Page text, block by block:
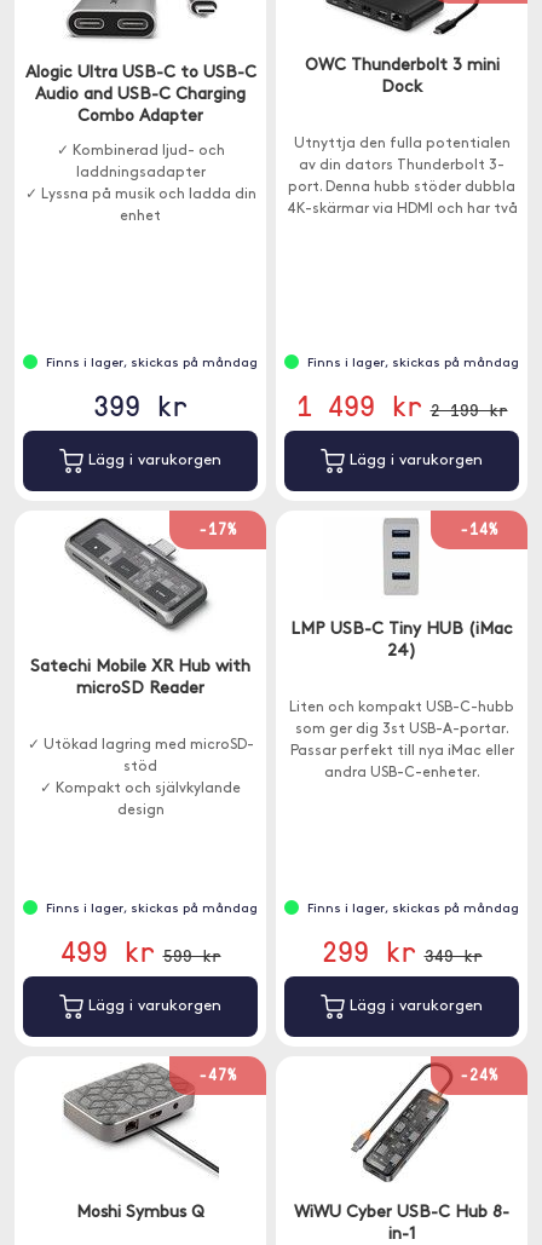
Alogic Ultra USB-C to USB-C
Audio and USB-C Charging
Combo Adapter
✓ Kombinerad ljud- och
laddningsadapter
✓ Lyssna på musik och ladda din
enhet
Finns i lager, skickas på måndag
399 kr
Lägg i varukorgen
OWC Thunderbolt 3 mini
Dock
Utnyttja den fulla potentialen
av din dators Thunderbolt 3-
port. Denna hubb stöder dubbla
4K-skärmar via HDMI och har två
Finns i lager, skickas på måndag
1 499 kr 2 199 kr
Lägg i varukorgen
-17%
Satechi Mobile XR Hub with
microSD Reader
✓ Utökad lagring med microSD-
stöd
✓ Kompakt och självkylande
design
Finns i lager, skickas på måndag
499 kr 599 kr
Lägg i varukorgen
-14%
LMP USB-C Tiny HUB (iMac
24)
Liten och kompakt USB-C-hubb
som ger dig 3st USB-A-portar.
Passar perfekt till nya iMac eller
andra USB-C-enheter.
Finns i lager, skickas på måndag
299 kr 349 kr
Lägg i varukorgen
-47%
Moshi Symbus Q
-24%
WiWU Cyber USB-C Hub 8-
in-1